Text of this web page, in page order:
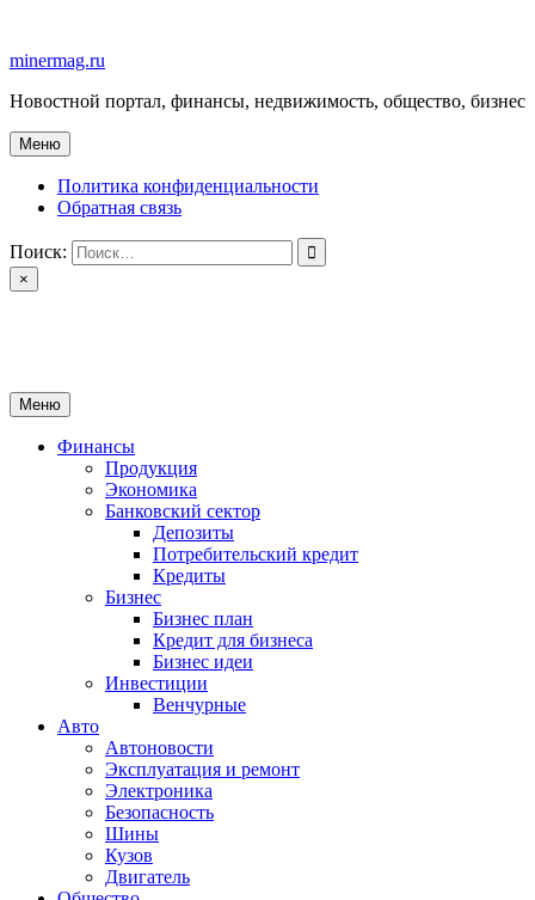
содержимому
minermag.ru
Новостной портал, финансы, недвижимость, общество, бизнес
Меню
Политика конфиденциальности
Обратная связь
Поиск:
×
Меню
Финансы
Продукция
Экономика
Банковский сектор
Депозиты
Потребительский кредит
Кредиты
Бизнес
Бизнес план
Кредит для бизнеса
Бизнес идеи
Инвестиции
Венчурные
Авто
Автоновости
Эксплуатация и ремонт
Электроника
Безопасность
Шины
Кузов
Двигатель